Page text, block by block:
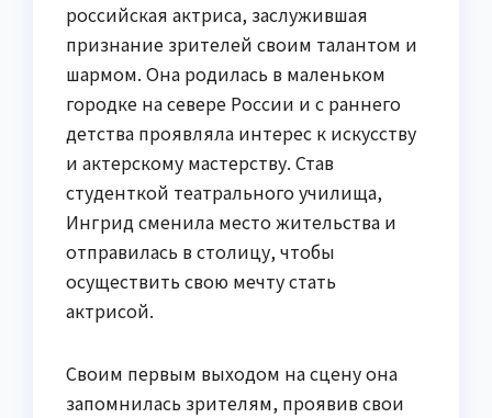
российская актриса, заслужившая
признание зрителей своим талантом и
шармом. Она родилась в маленьком
городке на севере России и с раннего
детства проявляла интерес к искусству
и актерскому мастерству. Став
студенткой театрального училища,
Ингрид сменила место жительства и
отправилась в столицу, чтобы
осуществить свою мечту стать
актрисой.
Своим первым выходом на сцену она
запомнилась зрителям, проявив свои